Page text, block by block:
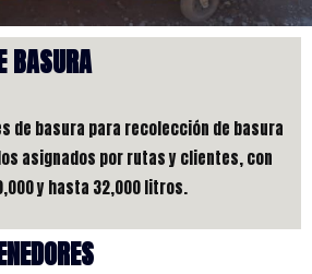
BASURA
de basura para recolección de basura
asignados por rutas y clientes, con
y hasta 32,000 litros.